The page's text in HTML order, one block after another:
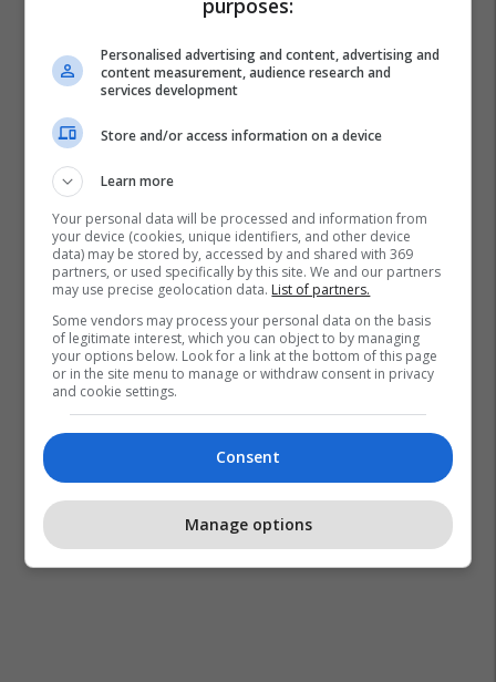
Arabia Saudite Robot Humanoid
purposes:
Personalised advertising and content, advertising and
content measurement, audience research and
services development
Store and/or access information on a device
Learn more
Your personal data will be processed and information from
your device (cookies, unique identifiers, and other device
data) may be stored by, accessed by and shared with 369
partners, or used specifically by this site. We and our partners
may use precise geolocation data. List of partners.
Some vendors may process your personal data on the basis
of legitimate interest, which you can object to by managing
your options below. Look for a link at the bottom of this page
or in the site menu to manage or withdraw consent in privacy
and cookie settings.
Consent
Manage options